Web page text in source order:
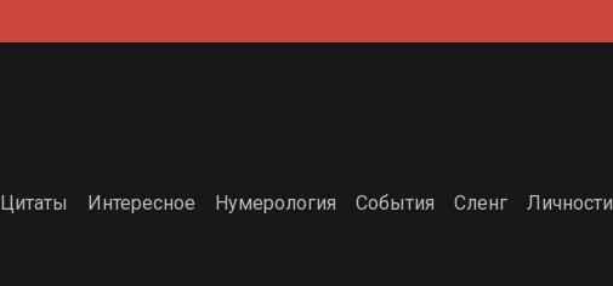
Цитаты Интересное Нумерология События Сленг Личности